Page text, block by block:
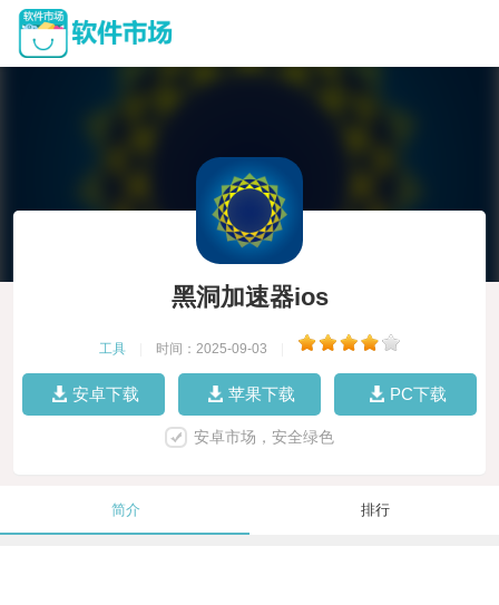
黑洞加速器ios
工具 时间：2025-09-03
安卓下载 苹果下载 PC下载
安卓市场，安全绿色
简介 排行